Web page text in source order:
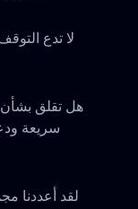
لا تدع
هل تقلق بشأن
سريعة
لقد أعددنا